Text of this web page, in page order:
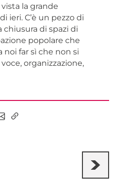
la grande
ieri. C’è un pezzo di
chiusura di spazi di
popolare che
noi far sì che non si
organizzazione,